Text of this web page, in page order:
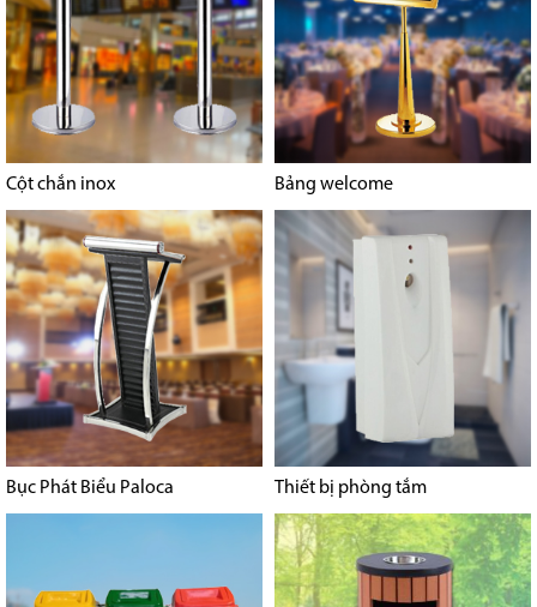
Cột chắn inox Bảng welcome
Bục Phát Biểu Paloca Thiết bị phòng tắm